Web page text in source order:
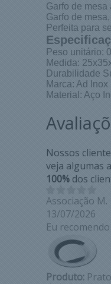
Garfo de
Garfo de
Perfeita para
Peso unitário:
Medida:
Durabilidade
Marca: Ad Inox
Material: Aço
Nossos
veja algumas
100%dos
Associação M.
13/07/2026
Eu
Produto:Prato